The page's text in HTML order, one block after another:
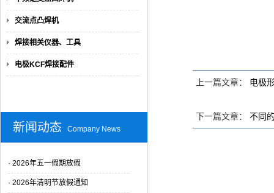
交流点凸焊机
焊接相关仪器、工具
电极KCF焊接配件
新闻动态 Company News
· 2026年五一假期放假
· 2026年清明节放假通知
上一篇文章： 电极
下一篇文章： 不同